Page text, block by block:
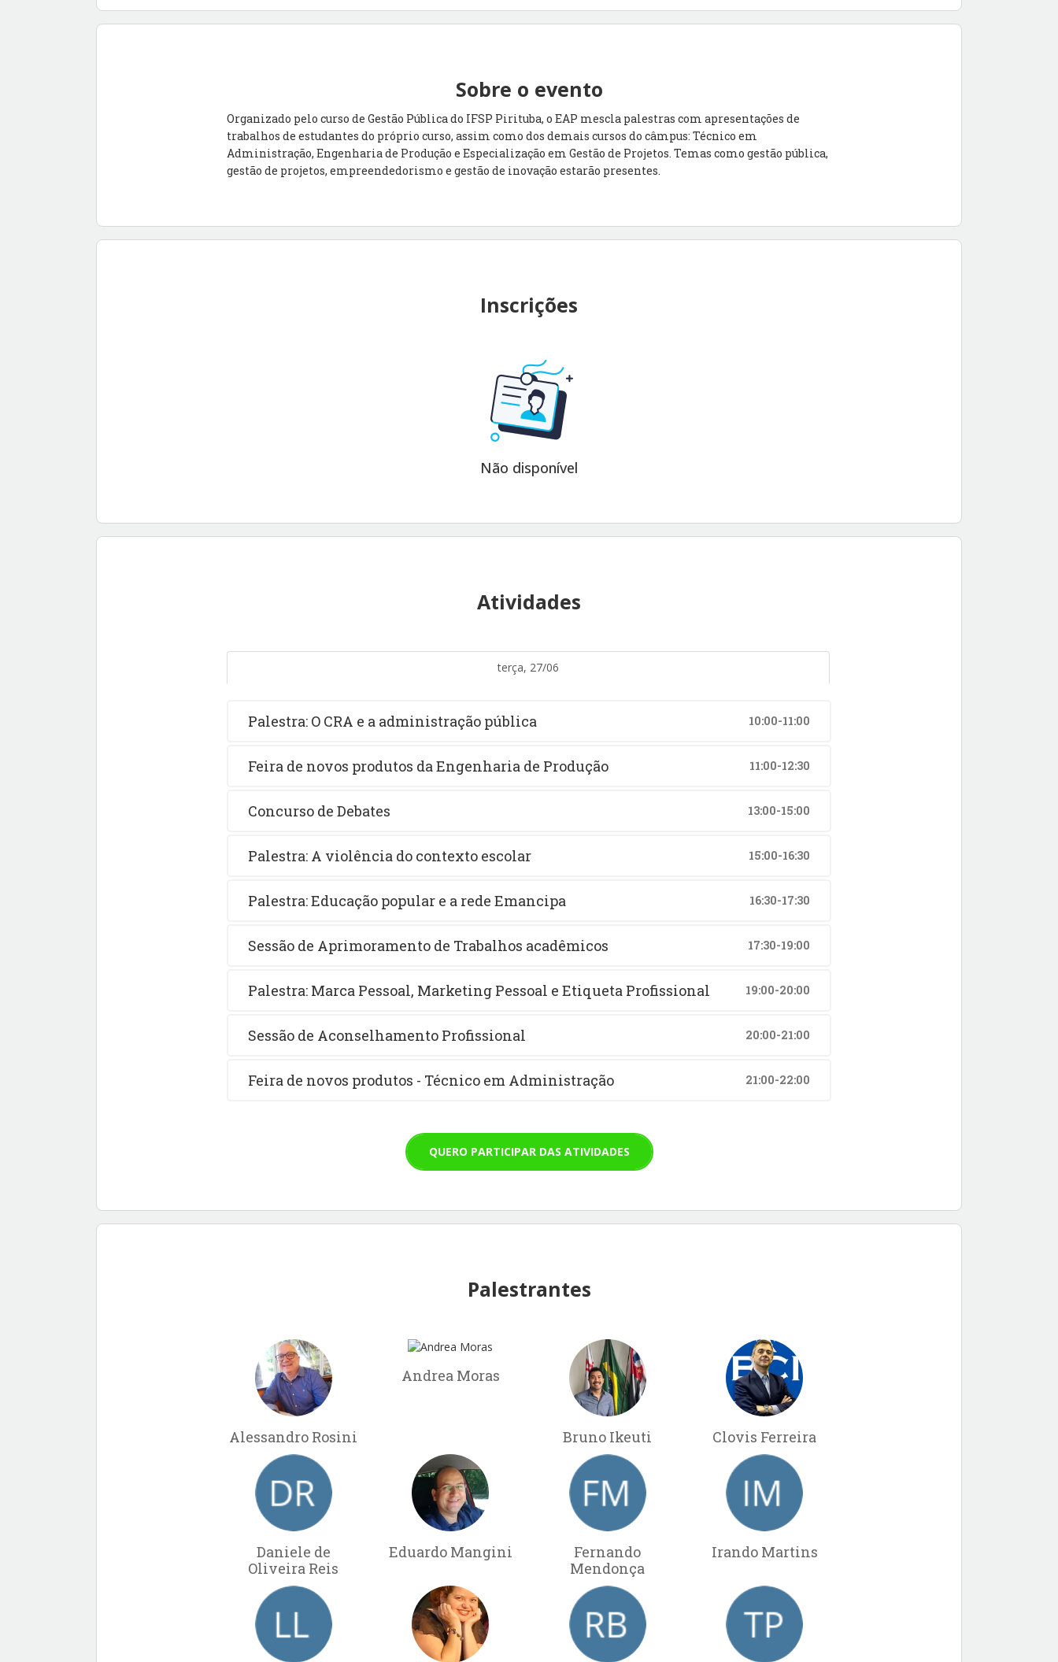
Sobre o evento
Organizado pelo curso de Gestão Pública do IFSP Pirituba, o EAP mescla palestras com apresentações de
trabalhos de estudantes do próprio curso, assim como dos demais cursos do câmpus: Técnico em
Administração, Engenharia de Produção e Especialização em Gestão de Projetos. Temas como gestão pública,
gestão de projetos, empreendedorismo e gestão de inovação estarão presentes.
Inscrições
Não disponível
Atividades
terça, 27/06
Palestra: O CRA e a administração pública 10:00-11:00
Feira de novos produtos da Engenharia de Produção 11:00-12:30
Concurso de Debates 13:00-15:00
Palestra: A violência do contexto escolar 15:00-16:30
Palestra: Educação popular e a rede Emancipa 16:30-17:30
Sessão de Aprimoramento de Trabalhos acadêmicos 17:30-19:00
Palestra: Marca Pessoal, Marketing Pessoal e Etiqueta Profissional 19:00-20:00
Sessão de Aconselhamento Profissional 20:00-21:00
Feira de novos produtos - Técnico em Administração 21:00-22:00
QUERO PARTICIPAR DAS ATIVIDADES
Palestrantes
Alessandro Rosini
Andrea Moras
Bruno Ikeuti Clovis Ferreira
Daniele de
Oliveira Reis
Eduardo Mangini
Fernando
Mendonça
Irando Martins